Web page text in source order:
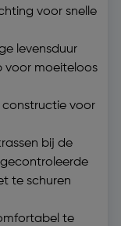
voor snelle
levensduur
voor moeiteloos
constructie voor
bij de
te schuren
te